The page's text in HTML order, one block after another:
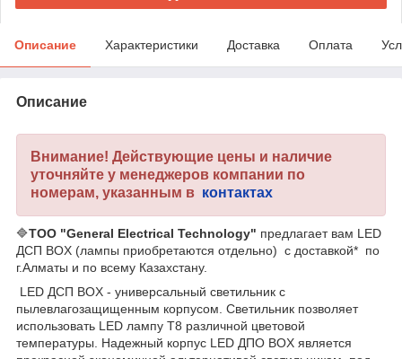
Описание Характеристики Доставка Оплата
Описание
Внимание! Действующие цены и наличие
уточняйте у менеджеров компании по
номерам, указанным в контактах
🔷ТОО "General Electrical Technology" предлагает вам LED
ДСП BOX (лампы приобретаются отдельно) с доставкой* по
г.Алматы и по всему Казахстану.
LED ДСП BOX - универсальный светильник с
пылевлагозащищенным корпусом. Светильник позволяет
использовать LED лампу Т8 различной цветовой
температуры. Надежный корпус LED ДПО BOX является